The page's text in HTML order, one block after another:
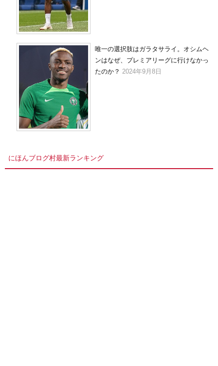
唯一の選択肢はガラタサライ。オシムヘ
ンはなぜ、プレミアリーグに行けなかっ
たのか？ 2024年9月8日
にほんブログ村最新ランキング